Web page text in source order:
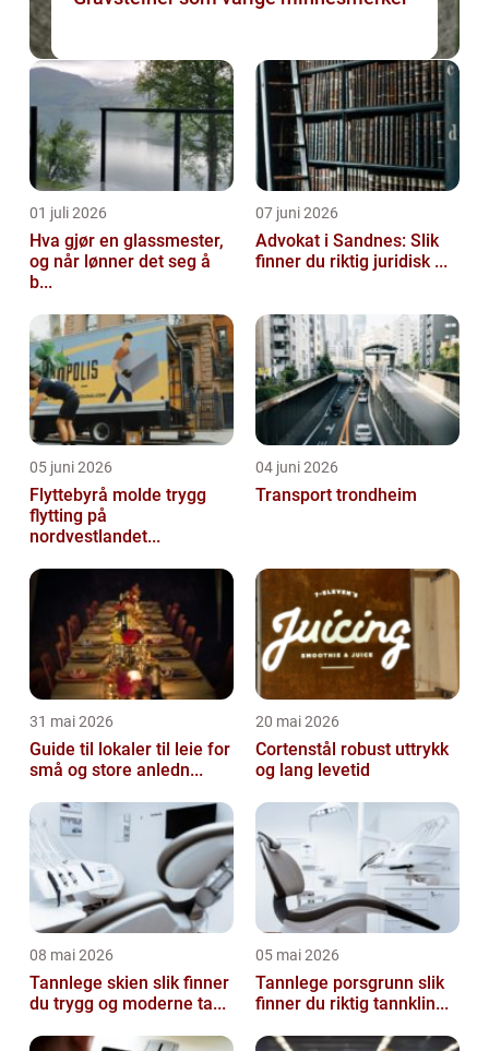
01 juli 2026
Hva gjør en glassmester,
og når lønner det seg å
b...
07 juni 2026
Advokat i Sandnes: Slik
finner du riktig juridisk ...
05 juni 2026
Flyttebyrå molde trygg
flytting på
nordvestlandet...
04 juni 2026
Transport trondheim
31 mai 2026
Guide til lokaler til leie for
små og store anledn...
20 mai 2026
Cortenstål robust uttrykk
og lang levetid
08 mai 2026
Tannlege skien slik finner
du trygg og moderne ta...
05 mai 2026
Tannlege porsgrunn slik
finner du riktig tannklin...